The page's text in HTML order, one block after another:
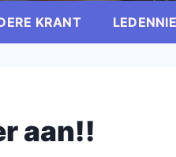
KRANT
aan!!